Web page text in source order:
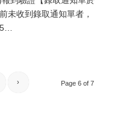
未收到錄取通知單者，
Page 6 of 7
›